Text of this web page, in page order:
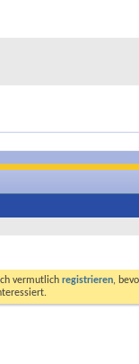
vermutlich registrieren,